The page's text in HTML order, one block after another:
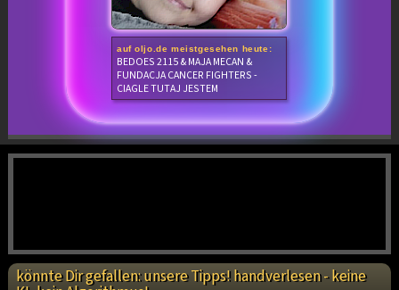
auf oljo.de meistgesehen heute:
BEDOES 2115 & MAJA MECAN &
FUNDACJA CANCER FIGHTERS -
CIAGLE TUTAJ JESTEM
könnte Dir gefallen: unsere Tipps! handverlesen - keine